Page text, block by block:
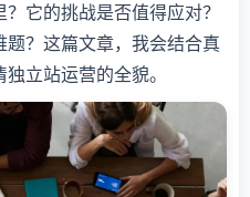
它的挑战是否值得应对？
？这篇文章，我会结合真
立站运营的全貌。